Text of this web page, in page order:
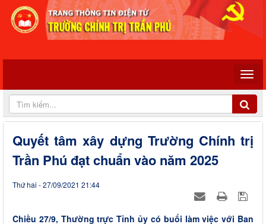
Quyết tâm xây dựng Trường Chính trị
Trần Phú đạt chuẩn vào năm 2025
Thứ hai - 27/09/2021 21:44
Chiều 27/9, Thường trực Tỉnh ủy có buổi làm việc với Ban